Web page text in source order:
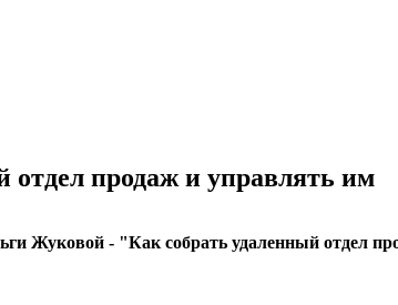
продаж и управлять им
Жуковой - "Как собрать удаленный отдел